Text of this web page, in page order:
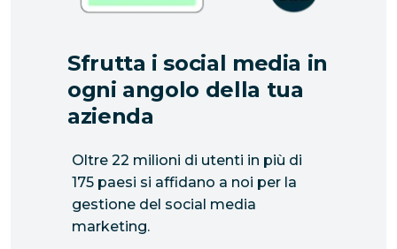
Sfrutta i social media in
ogni angolo della tua
azienda
Oltre 22 milioni di utenti in più di
175 paesi si affidano a noi per la
gestione del social media
marketing.